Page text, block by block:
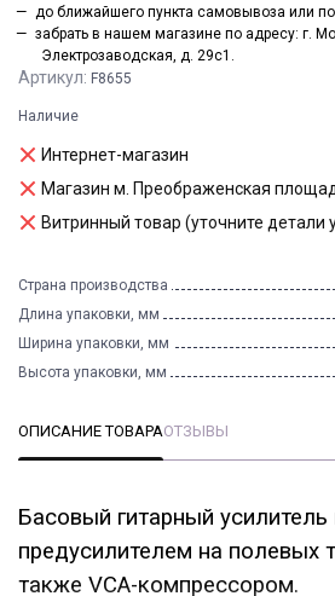
Артикул: F8655
Наличие
Интернет-магазин
Магазин м. Преображенская
Витринный товар (уточните
Страна производства
Длина упаковки, мм
Ширина упаковки, мм
Высота упаковки, мм
до ближайшего пункта самовывоза или
забрать в нашем магазине по адресу: г.
Электрозаводская, д. 29с1.
ОПИСАНИЕ ТОВАРАОТЗЫВЫ
Басовый гитарный усилитель
предусилителем на полевых
также VCA-компрессором.